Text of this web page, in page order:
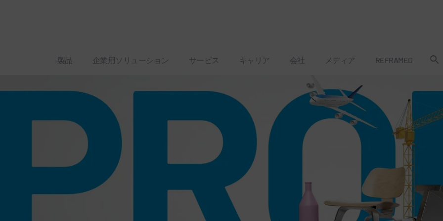
製品 企業用ソリューション サービス キャリア 会社 メディア REFRAMED